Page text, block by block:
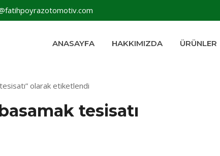
ANASAYFA HAKKIMIZDA ÜRÜNLER
olarak etiketlendi
tesisatı